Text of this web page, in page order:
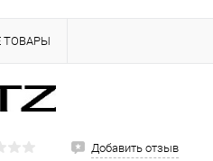
ТОВАРЫ
Добавить отзыв